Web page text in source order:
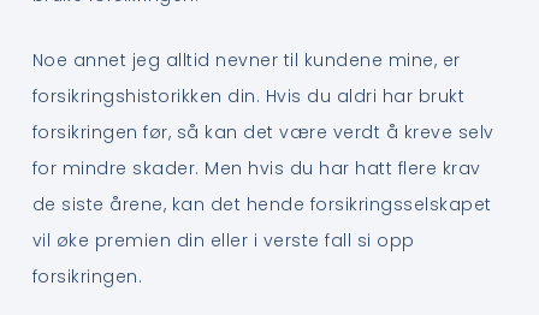
Noe annet jeg alltid nevner til kundene mine, er
forsikringshistorikken din. Hvis du aldri har brukt
forsikringen før, så kan det være verdt å kreve selv
for mindre skader. Men hvis du har hatt flere krav
de siste årene, kan det hende forsikringsselskapet
vil øke premien din eller i verste fall si opp
forsikringen.